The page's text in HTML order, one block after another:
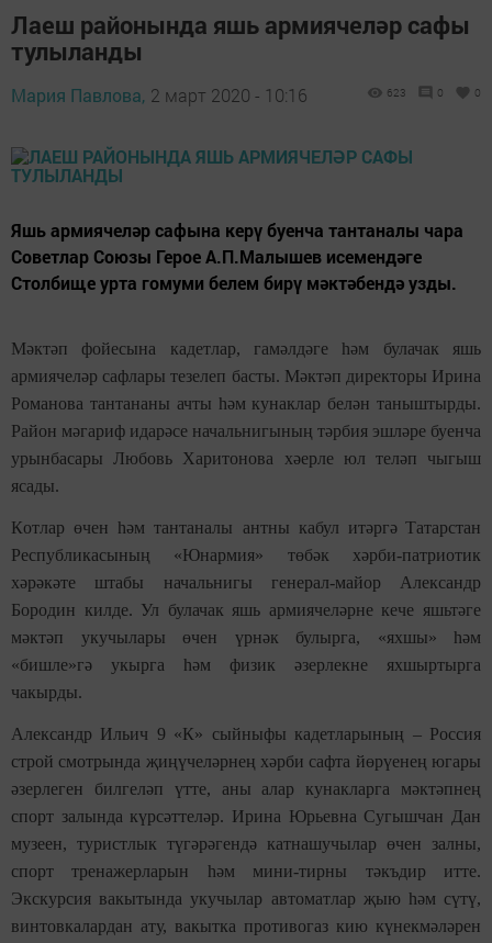
Лаеш районында яшь армиячеләр сафы
тулыланды
Мария Павлова, 2 март 2020 - 10:16 623 0 0
Яшь армиячеләр сафына керү буенча тантаналы чара
Советлар Союзы Герое А.П.Малышев исемендәге
Столбище урта гомуми белем бирү мәктәбендә узды.
Мәктәп фойесына кадетлар, гамәлдәге һәм булачак яшь
армиячеләр сафлары тезелеп басты. Мәктәп директоры Ирина
Романова тантананы ачты һәм кунаклар белән таныштырды.
Район мәгариф идарәсе начальнигының тәрбия эшләре буенча
урынбасары Любовь Харитонова хәерле юл теләп чыгыш
ясады.
Котлар өчен һәм тантаналы антны кабул итәргә Татарстан
Республикасының «Юнармия» төбәк хәрби-патриотик
хәрәкәте штабы начальнигы генерал-майор Александр
Бородин килде. Ул булачак яшь армиячеләрне кече яшьтәге
мәктәп укучылары өчен үрнәк булырга, «яхшы» һәм
«бишле»гә укырга һәм физик әзерлекне яхшыртырга
чакырды.
Александр Ильич 9 «К» сыйныфы кадетларының – Россия
строй смотрында җиңүчеләрнең хәрби сафта йөрүенең югары
әзерлеген билгеләп үтте, аны алар кунакларга мәктәпнең
спорт залында күрсәттеләр. Ирина Юрьевна Сугышчан Дан
музеен, туристлык түгәрәгендә катнашучылар өчен залны,
спорт тренажерларын һәм мини-тирны тәкъдир итте.
Экскурсия вакытында укучылар автоматлар җыю һәм сүтү,
винтовкалардан ату, вакытка противогаз кию күнекмәләрен